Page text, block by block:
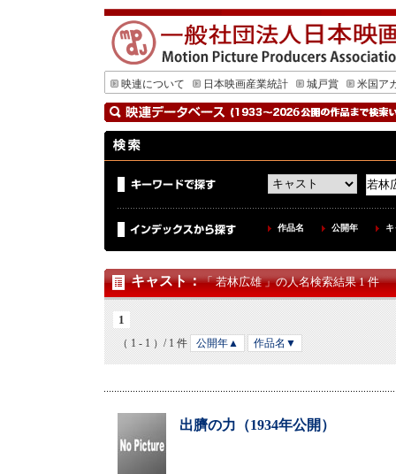
映連について 日本映画産業統計 城戸賞 米国ア
作品名 公開年
キャスト：「 若林広雄 」の人名検索結果 1 件
1
（ 1 - 1 ）/ 1 件 公開年▲ 作品名▼
出臍の力（1934年公開）